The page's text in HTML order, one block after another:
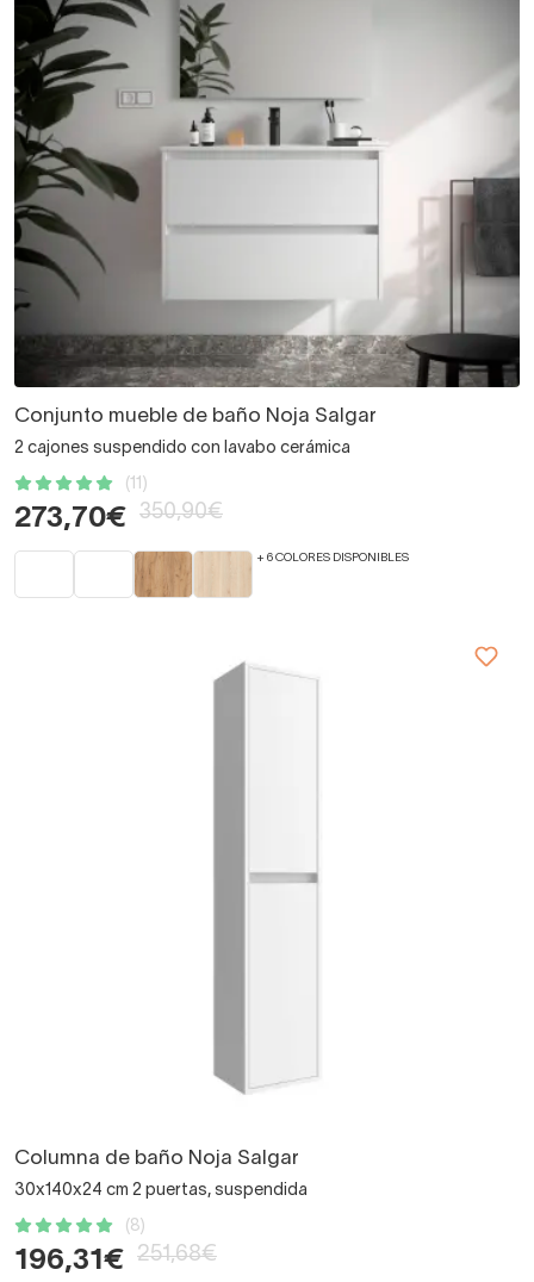
Conjunto mueble de baño Noja Salgar
2 cajones suspendido con lavabo cerámica
(11)
273,70€ 350,90€
+ 6 COLORES DISPONIBLES
Columna de baño Noja Salgar
30x140x24 cm 2 puertas, suspendida
(8)
196,31€ 251,68€